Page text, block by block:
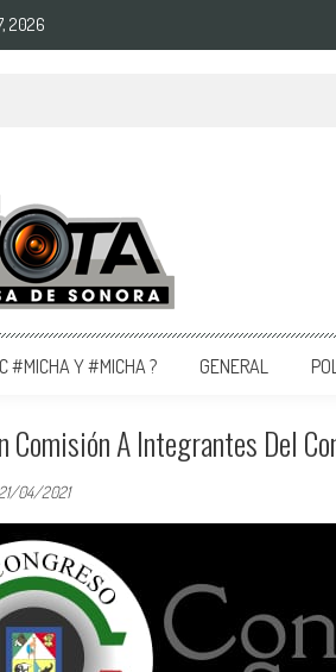
2026
De Sonora
#MICHA Y #MICHA ? GENERAL
Comisión A Integrantes Del
21/04/2021